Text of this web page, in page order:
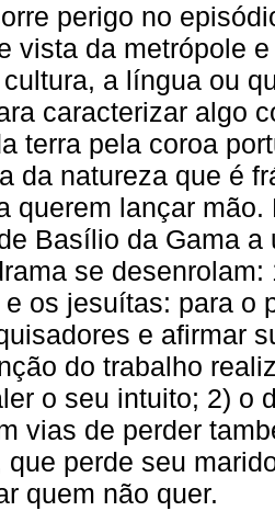
perigo no
vista da metrópole
a língua ou
caracterizar algo
terra pela coroa
da natureza que é
querem lançar
Basílio da Gama
se
e os jesuítas: para o
e afirmar
do trabalho
o seu intuito; 2) o
vias de perder
que perde seu
quem não quer.